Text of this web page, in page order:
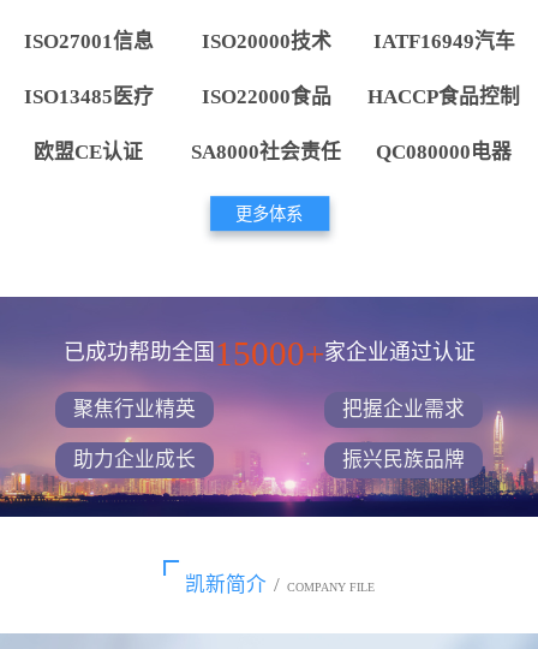
ISO27001信息 ISO20000技术 IATF16949汽车
ISO13485医疗 ISO22000食品 HACCP食品控制
欧盟CE认证 SA8000社会责任 QC080000电器
更多体系
已成功帮助全国 15000+家企业通过认证
聚焦行业精英 把握企业需求
助力企业成长 振兴民族品牌
凯新简介 / COMPANY FILE